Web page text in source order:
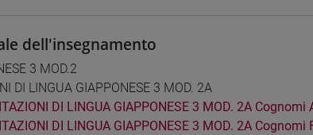
dell'insegnamento
3 MOD.2
DI LINGUA GIAPPONESE 3 MOD. 2A
DI LINGUA GIAPPONESE 3 MOD. 2A Cognomi
DI LINGUA GIAPPONESE 3 MOD. 2A Cognomi